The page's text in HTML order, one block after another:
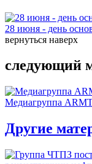
28 июня - день
вернуться наверх
следующий
Медиагруппа
Другие